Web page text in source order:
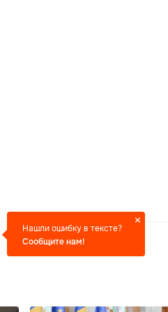
Нашли ошибку в тексте?
Сообщите нам!